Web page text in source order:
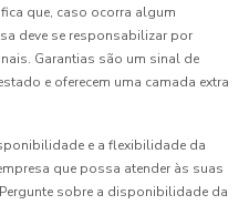
que, caso ocorra algum
deve se responsabilizar por
Garantias são um sinal de
e oferecem uma camada extra
e a flexibilidade da
que possa atender às suas
sobre a disponibilidade da